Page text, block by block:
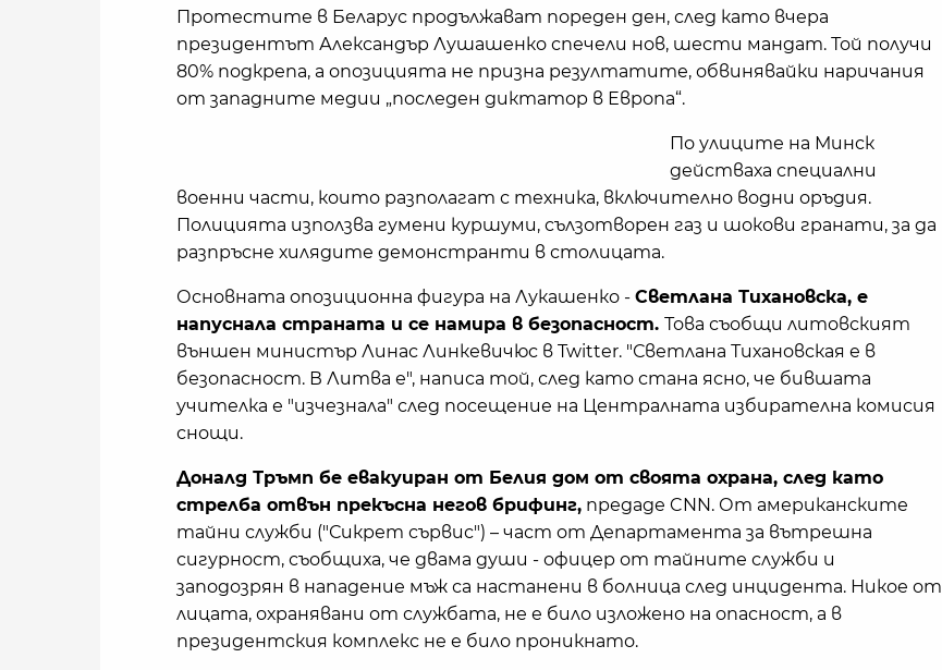
Протестите в Беларус продължават пореден ден, след като вчера
президентът Александър Лушашенко спечели нов, шести мандат. Той получи
80% подкрепа, а опозицията не призна резултатите, обвинявайки наричания
от западните медии „последен диктатор в Европа“.
По улиците на Минск
действаха специални
военни части, които разполагат с техника, включително водни оръдия.
Полицията използва гумени куршуми, сълзотворен газ и шокови гранати, за да
разпръсне хилядите демонстранти в столицата.
Основната опозиционна фигура на Лукашенко - Светлана Тихановска, е
напуснала страната и се намира в безопасност. Това съобщи литовският
външен министър Линас Линкевичюс в Twitter. "Светлана Тихановская е в
безопасност. В Литва е", написа той, след като стана ясно, че бившата
учителка е "изчезнала" след посещение на Централната избирателна комисия
снощи.
Доналд Тръмп бе евакуиран от Белия дом от своята охрана, след като
стрелба отвън прекъсна негов брифинг, предаде CNN. От американските
тайни служби ("Сикрет сървис") – част от Департамента за вътрешна
сигурност, съобщиха, че двама души - офицер от тайните служби и
заподозрян в нападение мъж са настанени в болница след инцидента. Никое от
лицата, охранявани от службата, не е било изложено на опасност, а в
президентския комплекс не е било проникнато.